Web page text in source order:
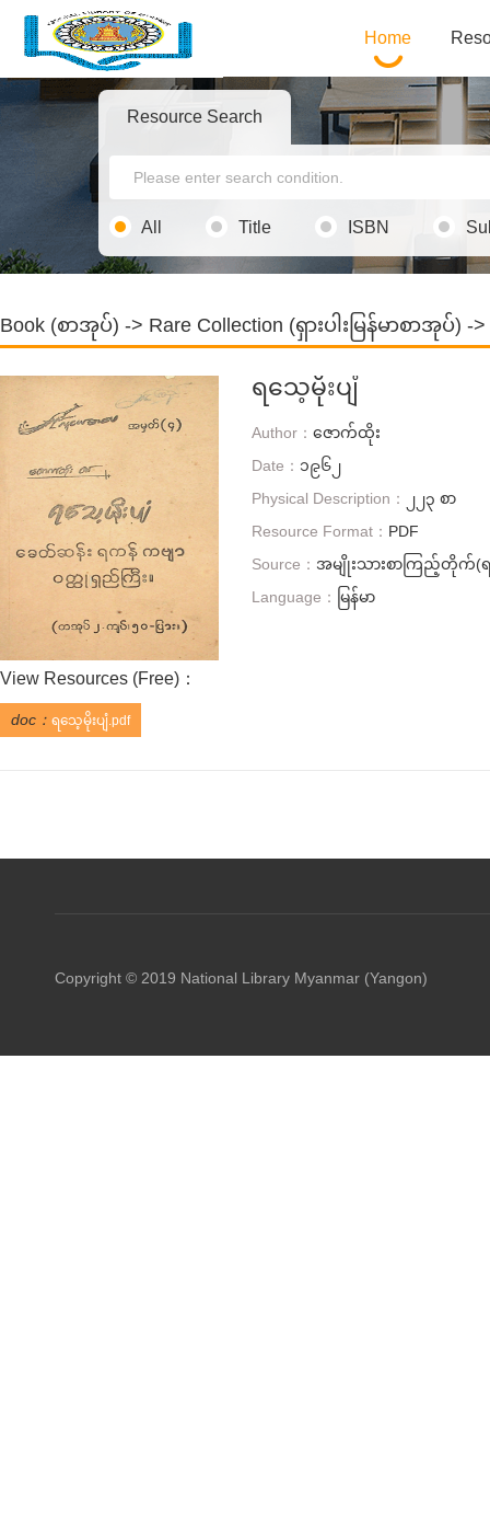
Home
Resource Search
All Title ISBN
Book (စာအုပ်) -> Rare Collection (ရှားပါးမြန်မာစာအုပ်) -
ရသေ့မိုးပျံ
Author： ဇောက်ထိုး
Date： ၁၉၆၂
Physical Description：
၂၂၃ စာ
Resource Format： PDF
Source： အမျိုးသားစာကြည့်တိုက်(
Language： မြန်မာ
View Resources (Free)：
doc： ရသေ့မိုးပျံ.pdf
Copyright © 2019 National Library Myanmar (Yangon)